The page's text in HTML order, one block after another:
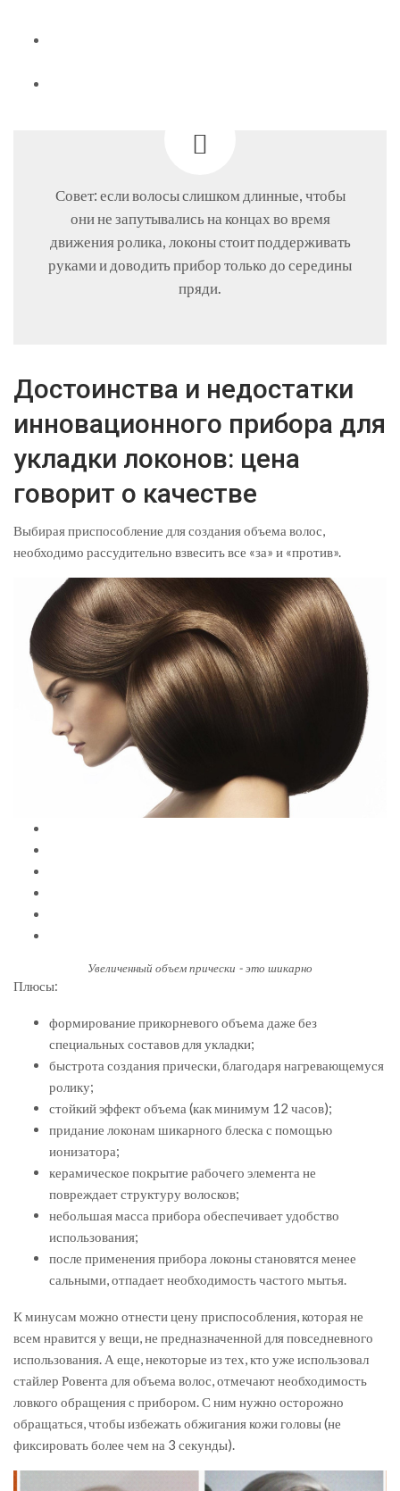
Совет: если волосы слишком длинные, чтобы
они не запутывались на концах во время
движения ролика, локоны стоит поддерживать
руками и доводить прибор только до середины
пряди.
Достоинства и недостатки
инновационного прибора для
укладки локонов: цена
говорит о качестве
Выбирая приспособление для создания объема волос,
необходимо рассудительно взвесить все «за» и «против».
Увеличенный объем прически - это шикарно
Плюсы:
формирование прикорневого объема даже без
специальных составов для укладки;
быстрота создания прически, благодаря нагревающемуся
ролику;
стойкий эффект объема (как минимум 12 часов);
придание локонам шикарного блеска с помощью
ионизатора;
керамическое покрытие рабочего элемента не
повреждает структуру волосков;
небольшая масса прибора обеспечивает удобство
использования;
после применения прибора локоны становятся менее
сальными, отпадает необходимость частого мытья.
К минусам можно отнести цену приспособления, которая не
всем нравится у вещи, не предназначенной для повседневного
использования. А еще, некоторые из тех, кто уже использовал
стайлер Ровента для объема волос, отмечают необходимость
ловкого обращения с прибором. С ним нужно осторожно
обращаться, чтобы избежать обжигания кожи головы (не
фиксировать более чем на 3 секунды).